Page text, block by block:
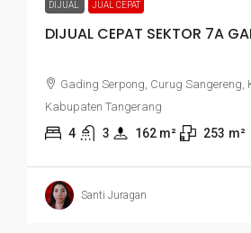
DIJUAL JUAL CEPAT
DIJUAL CEPAT SEKTOR 7A
Gading Serpong, Curug Sangereng,
Kabupaten Tangerang
4 3 162 m² 253 m²
Santi Juragan